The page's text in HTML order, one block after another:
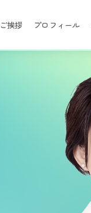
ご挨拶 プロフィール